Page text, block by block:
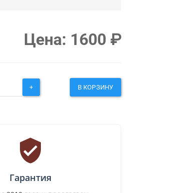
Цена: 1600 ₽
+ В КОРЗИНУ
Гарантия